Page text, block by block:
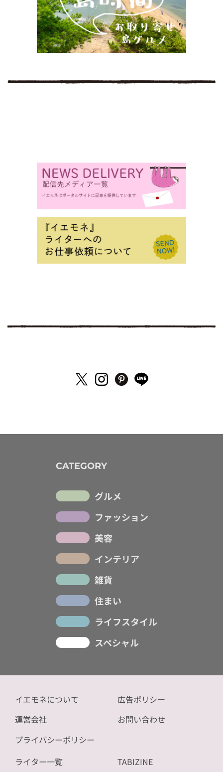
CATEGORY
グルメ
ファッション
美容
インテリア
雑貨
住まい
ライフスタイル
スペシャル
イエモネについて
運営会社
プライバシーポリシー
広告ポリシー
お問い合わせ
ライター一覧 TABIZINE